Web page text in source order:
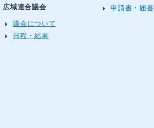
広域連合議会
議会について
日程・結果
申請書・届書